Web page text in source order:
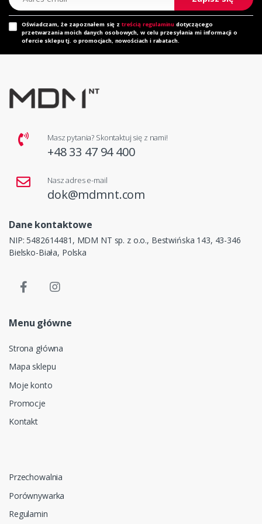
Oświadczam, że zapoznałem się z treścią regulaminu dotyczącego
przetwarzania moich danych osobowych, w celu przesyłania mi informacji o
ofercie sklepu tj. o promocjach, nowościach i rabatach.
Masz pytania? Skontaktuj się z nami!
+48 33 47 94 400
Nasz adres e-mail
dok@mdmnt.com
Dane kontaktowe
NIP: 5482614481, MDM NT sp. z o.o., Bestwińska 143, 43-346
Bielsko-Biała, Polska
Menu główne
Strona główna
Mapa sklepu
Moje konto
Promocje
Kontakt
Przechowalnia
Porównywarka
Regulamin